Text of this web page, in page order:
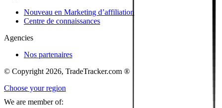
Nouveau en Marketing d’affiliation
Centre de connaissances
Agencies
Nos partenaires
© Copyright 2026, TradeTracker.com ®
Choose your region
We are member of: